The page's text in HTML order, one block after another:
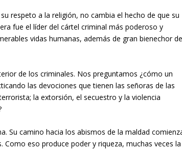
respeto a la religión, no cambia el hecho de que su
fue el líder del cártel criminal más poderoso y
vidas humanas, además de gran bienechor de
de los criminales. Nos preguntamos ¿cómo un
las devociones que tienen las señoras de las
la extorsión, el secuestro y la violencia
Su camino hacia los abismos de la maldad
eso produce poder y riqueza, muchas veces la